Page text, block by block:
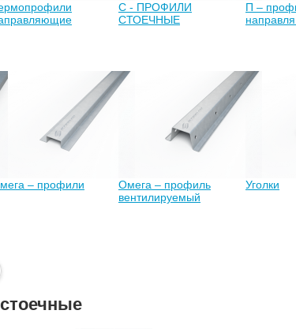
С - ПРОФИЛИ
СТОЕЧНЫЕ
П –
– профили
Омега – профиль
вентилируемый
Уголки